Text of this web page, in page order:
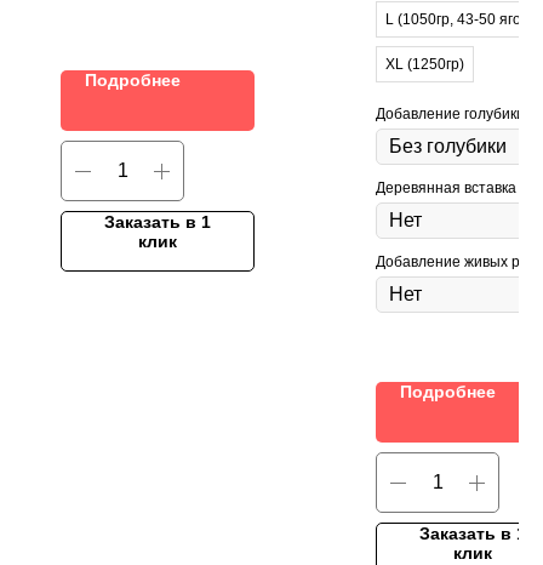
Подробнее
Заказать в 1
клик
L (1050гр, 43-50 ягод))
XL (1250гр)
Добавление голубики:
Деревянная вставка
Добавление живых роз
Подробнее
Заказать в 1
клик